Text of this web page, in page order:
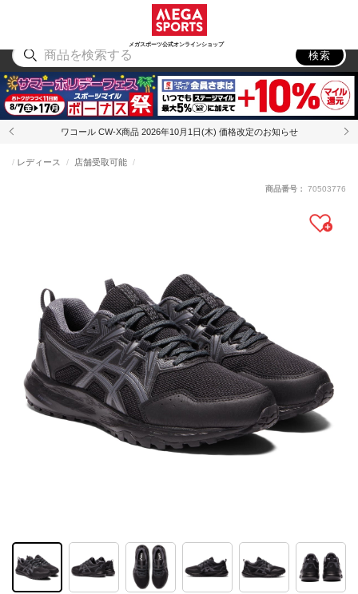
メガスポーツ公式オンラインショップ
アウトドア
検索
ワコール CW-X商品 2026年10月1日(木) 価格改定のお知らせ
レディース 店舗受取可能
商品番号： 70503776